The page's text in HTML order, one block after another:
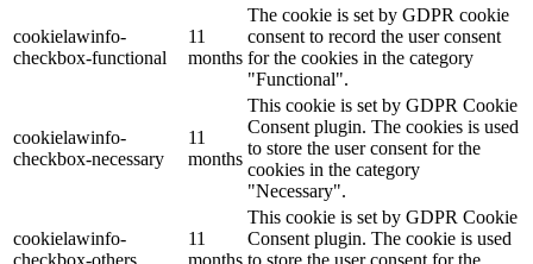
cookielawinfo-
checkbox-functional
11
months
The cookie is set by GDPR cookie
consent to record the user consent
for the cookies in the category
"Functional".
cookielawinfo-
checkbox-necessary
11
months
This cookie is set by GDPR Cookie
Consent plugin. The cookies is used
to store the user consent for the
cookies in the category
"Necessary".
cookielawinfo-
checkbox-others
11
months
This cookie is set by GDPR Cookie
Consent plugin. The cookie is used
to store the user consent for the